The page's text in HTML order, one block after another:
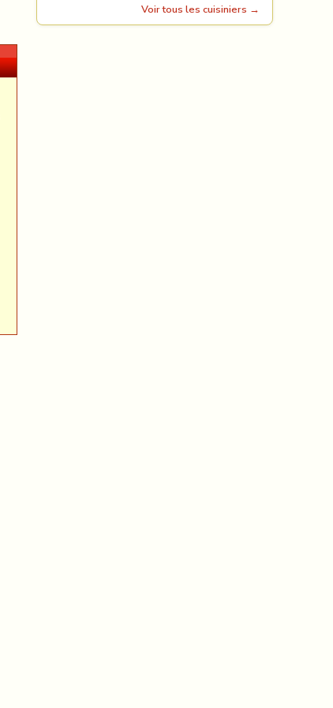
Voir tous les cuisiniers →